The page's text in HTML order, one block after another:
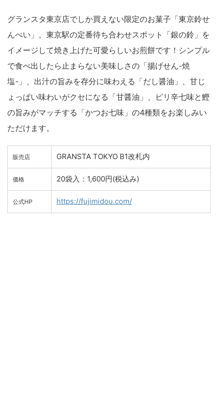
グランスタ東京店でしか買えない限定のお菓子「東京鈴せ
んべい」。東京駅の定番待ち合わせスポット「銀の鈴」を
イメージして焼き上げた可愛らしいお煎餅です！シンプル
で食べ出したら止まらない美味しさの「揚げせん-焼
塩-」、出汁の旨みを存分に味わえる「だし醤油」、甘じ
ょっぱい味わいがクセになる「甘醤油」、ピリ辛七味と鰹
の旨みがマッチする「かつお七味」の4種類をお楽しみい
ただけます。
販売店 GRANSTA TOKYO B1改札内
価格 20袋入：1,600円(税込み)
公式HP https://fujimidou.com/